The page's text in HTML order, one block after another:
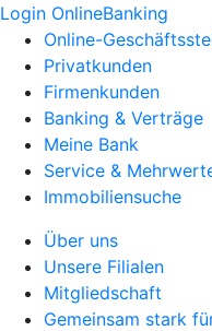
Login OnlineBanking
Online-
Privatkunden
Firmenkunden
Banking & Verträge
Meine Bank
Service &
Immobiliensuche
Über uns
Unsere Filialen
Mitgliedschaft
Gemeinsam stark